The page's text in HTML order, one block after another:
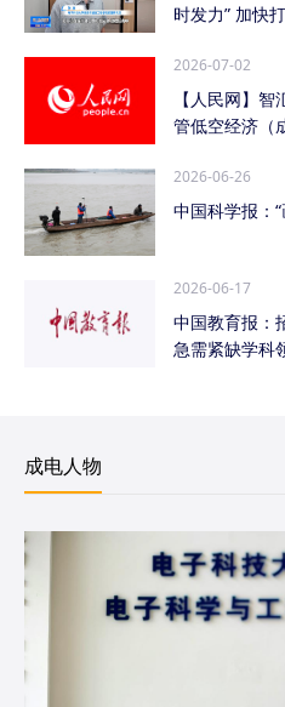
时发力” 加快
2026-07-02
【人民网】
管低空经济（
2026-06-26
中国科学报：
2026-06-17
中国教育报：
急需紧缺学科
成电人物